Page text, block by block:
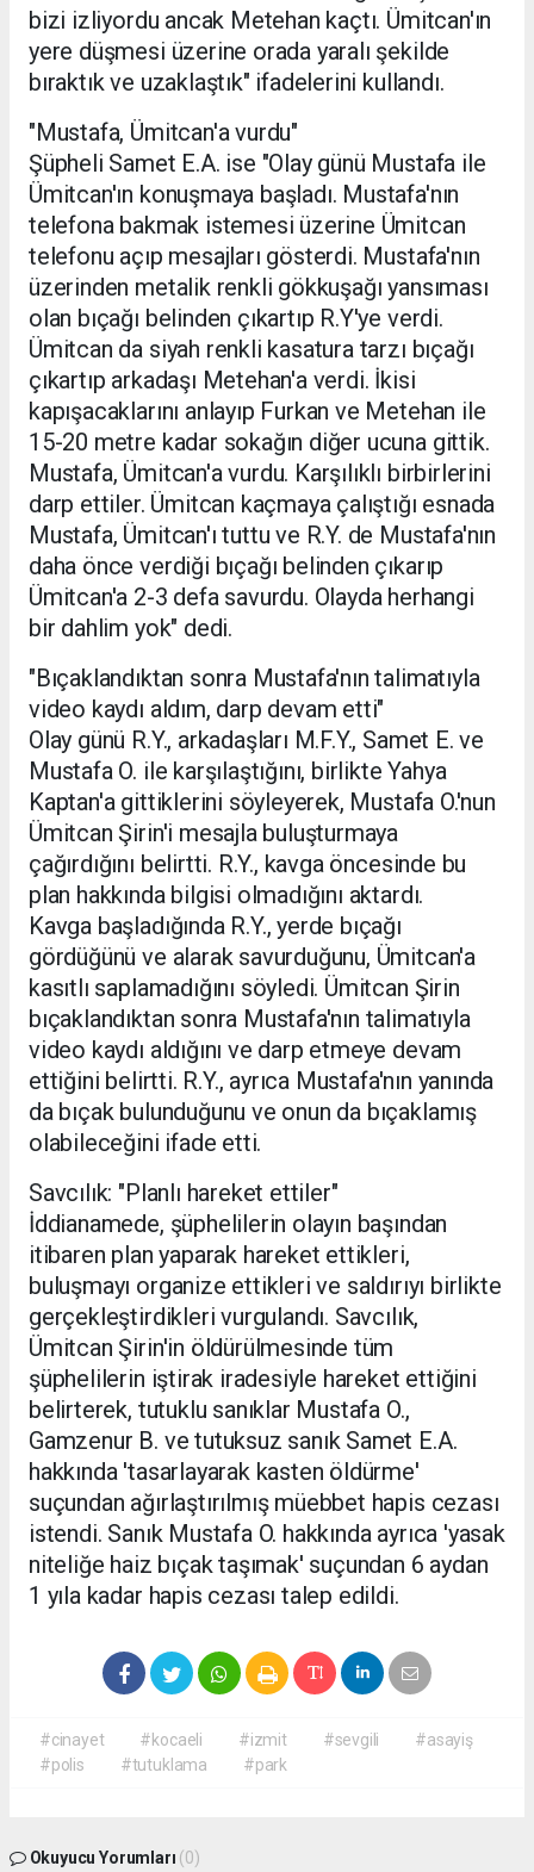
bizi izliyordu ancak Metehan kaçtı. Ümitcan'ın
yere düşmesi üzerine orada yaralı şekilde
bıraktık ve uzaklaştık" ifadelerini kullandı.
"Mustafa, Ümitcan'a vurdu"
Şüpheli Samet E.A. ise "Olay günü Mustafa ile
Ümitcan'ın konuşmaya başladı. Mustafa'nın
telefona bakmak istemesi üzerine Ümitcan
telefonu açıp mesajları gösterdi. Mustafa'nın
üzerinden metalik renkli gökkuşağı yansıması
olan bıçağı belinden çıkartıp R.Y'ye verdi.
Ümitcan da siyah renkli kasatura tarzı bıçağı
çıkartıp arkadaşı Metehan'a verdi. İkisi
kapışacaklarını anlayıp Furkan ve Metehan ile
15-20 metre kadar sokağın diğer ucuna gittik.
Mustafa, Ümitcan'a vurdu. Karşılıklı birbirlerini
darp ettiler. Ümitcan kaçmaya çalıştığı esnada
Mustafa, Ümitcan'ı tuttu ve R.Y. de Mustafa'nın
daha önce verdiği bıçağı belinden çıkarıp
Ümitcan'a 2-3 defa savurdu. Olayda herhangi
bir dahlim yok" dedi.
"Bıçaklandıktan sonra Mustafa'nın talimatıyla
video kaydı aldım, darp devam etti"
Olay günü R.Y., arkadaşları M.F.Y., Samet E. ve
Mustafa O. ile karşılaştığını, birlikte Yahya
Kaptan'a gittiklerini söyleyerek, Mustafa O.'nun
Ümitcan Şirin'i mesajla buluşturmaya
çağırdığını belirtti. R.Y., kavga öncesinde bu
plan hakkında bilgisi olmadığını aktardı.
Kavga başladığında R.Y., yerde bıçağı
gördüğünü ve alarak savurduğunu, Ümitcan'a
kasıtlı saplamadığını söyledi. Ümitcan Şirin
bıçaklandıktan sonra Mustafa'nın talimatıyla
video kaydı aldığını ve darp etmeye devam
ettiğini belirtti. R.Y., ayrıca Mustafa'nın yanında
da bıçak bulunduğunu ve onun da bıçaklamış
olabileceğini ifade etti.
Savcılık: "Planlı hareket ettiler"
İddianamede, şüphelilerin olayın başından
itibaren plan yaparak hareket ettikleri,
buluşmayı organize ettikleri ve saldırıyı birlikte
gerçekleştirdikleri vurgulandı. Savcılık,
Ümitcan Şirin'in öldürülmesinde tüm
şüphelilerin iştirak iradesiyle hareket ettiğini
belirterek, tutuklu sanıklar Mustafa O.,
Gamzenur B. ve tutuksuz sanık Samet E.A.
hakkında 'tasarlayarak kasten öldürme'
suçundan ağırlaştırılmış müebbet hapis cezası
istendi. Sanık Mustafa O. hakkında ayrıca 'yasak
niteliğe haiz bıçak taşımak' suçundan 6 aydan
1 yıla kadar hapis cezası talep edildi.
#cinayet #kocaeli #izmit #sevgili
#asayiş
#polis
#tutuklama #park
Okuyucu Yorumları (0)